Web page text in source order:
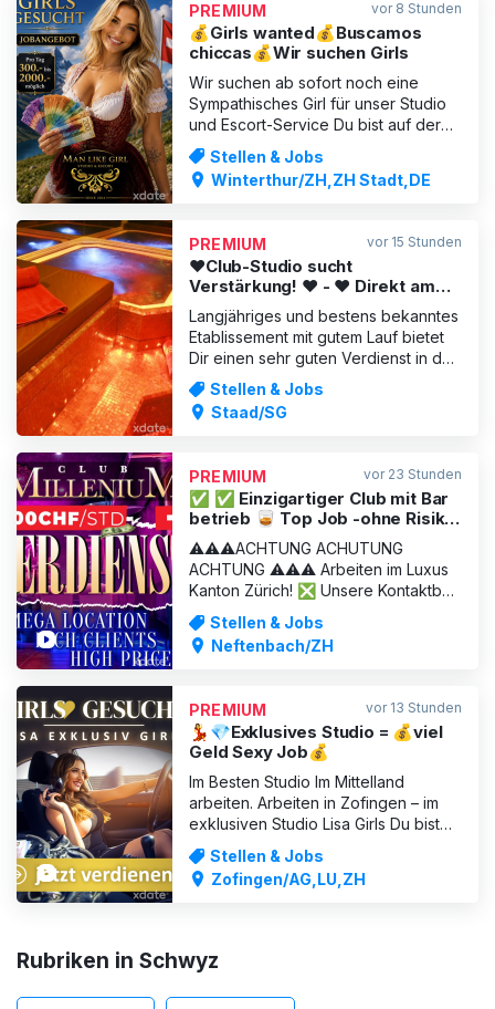
Wochenende 18:00–05:00
PREMIUM vor 8 Stunden
💰Girls wanted💰Buscamos
chiccas💰Wir suchen Girls
Wir suchen ab sofort noch eine
Sympathisches Girl für unser Studio
und Escort-Service Du bist auf der
Suche nach einer aufregenden
Möglichkeit, in einem professionellen
Umfeld zu arbeiten und dabei viel
sympathische Girls im Alter von 18 bis
Stellen & Jobs
Winterthur/ZH,ZH Stadt,DE
PREMIUM vor 15 Stunden
❤️Club-Studio sucht
Verstärkung! ❤️ - ❤️ Direkt am
Bodensee! ❤️
Langjähriges und bestens bekanntes
Etablissement mit gutem Lauf bietet
Dir einen sehr guten Verdienst in der
Schweiz! Bist Du mindestens 18 Jahre
alt, kommst aus der EU und hast
Spass an Erotik? Dann melde Dich
Dich ein sehr gu
Stellen & Jobs
Staad/SG
PREMIUM vor 23 Stunden
✅ ✅ Einzigartiger Club mit Bar
betrieb 🥃 Top Job -ohne Risiko
🔥300 CHF Stunde
⚠️⚠️⚠️ACHTUNG ACHUTUNG
ACHTUNG ⚠️⚠️⚠️ Arbeiten im Luxus
Kanton Zürich! ❎ Unsere Kontaktbar
wurde komplett neu renoviert und ist
ein absoluter Diamant im Kanton
Zürich ❎ Ab sofort suchen wir
verfügt über eine sehr grosse Bar,
sowie einen sepa
Stellen & Jobs
Neftenbach/ZH
PREMIUM vor 13 Stunden
💃💎Exklusives Studio = 💰viel
Geld Sexy Job💰
Im Besten Studio Im Mittelland
arbeiten. Arbeiten in Zofingen – im
exklusiven Studio Lisa Girls Du bist
attraktiv, charmant und suchst nach
einem lukrativen Job mit Stil? Dann
bist du bei uns genau richtig! Unser
Stellen & Jobs
Zofingen/AG,LU,ZH
Rubriken in Schwyz